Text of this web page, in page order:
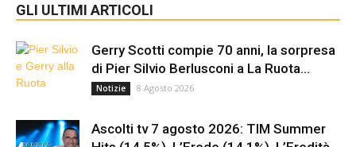
GLI ULTIMI ARTICOLI
Gerry Scotti compie 70 anni, la sorpresa
di Pier Silvio Berlusconi a La Ruota...
Notizie 8 Agosto 2026
Ascolti tv 7 agosto 2026: TIM Summer